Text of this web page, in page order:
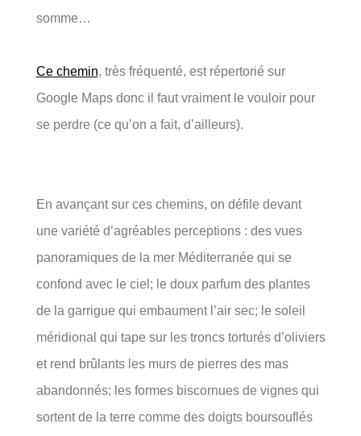
somme…
Ce chemin, très fréquenté, est répertorié sur
Google Maps donc il faut vraiment le vouloir pour
se perdre (ce qu’on a fait, d’ailleurs).
En avançant sur ces chemins, on défile devant
une variété d’agréables perceptions : des vues
panoramiques de la mer Méditerranée qui se
confond avec le ciel; le doux parfum des plantes
de la garrigue qui embaument l’air sec; le soleil
méridional qui tape sur les troncs torturés d’oliviers
et rend brûlants les murs de pierres des mas
abandonnés; les formes biscornues de vignes qui
sortent de la terre comme des doigts boursouflés